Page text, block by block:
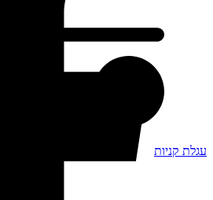
עגלת קניות